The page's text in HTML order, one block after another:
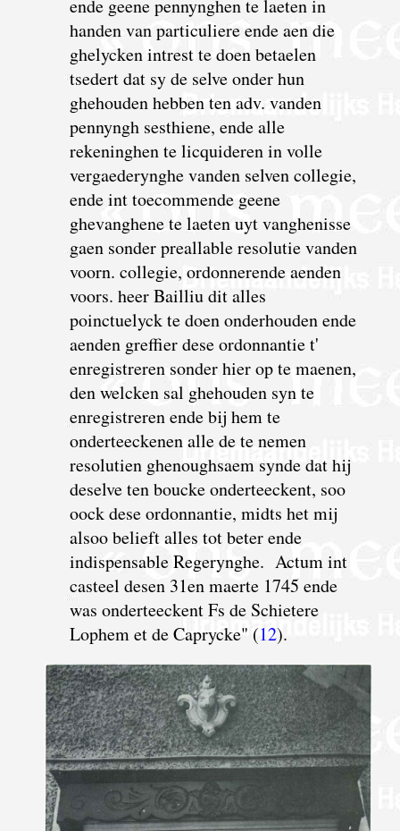
ende geene pennynghen te laeten in
handen van particuliere ende aen die
ghelycken intrest te doen betaelen
tsedert dat sy de selve onder hun
ghehouden hebben ten adv. vanden
pennyngh sesthiene, ende alle
rekeninghen te licquideren in volle
vergaederynghe vanden selven collegie,
ende int toecommende geene
ghevanghene te laeten uyt vanghenisse
gaen sonder preallable resolutie vanden
voorn. collegie, ordonnerende aenden
voors. heer Bailliu dit alles
poinctuelyck te doen onderhouden ende
aenden greffier dese ordonnantie t'
enregistreren sonder hier op te maenen,
den welcken sal ghehouden syn te
enregistreren ende bij hem te
onderteeckenen alle de te nemen
resolutien ghenoughsaem synde dat hij
deselve ten boucke onderteeckent, soo
oock dese ordonnantie, midts het mij
alsoo belieft alles tot beter ende
indispensable Regerynghe. Actum int
casteel desen 31en maerte 1745 ende
was onderteeckent Fs de Schietere
Lophem et de Caprycke" (12).